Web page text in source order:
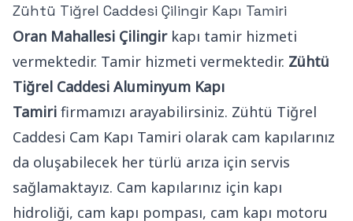
Zühtü Tiğrel Caddesi Çilingir Kapı Tamiri
Oran Mahallesi Çilingirkapı tamir hizmeti
vermektedir. Tamir hizmeti vermektedir. Zühtü
Tiğrel Caddesi Aluminyum Kapı
Tamiri firmamızı arayabilirsiniz. Zühtü Tiğrel
Caddesi Cam Kapı Tamiri olarak cam kapılarınız
da oluşabilecek her türlü arıza için servis
sağlamaktayız. Cam kapılarınız için kapı
hidroliği, cam kapı pompası, cam kapı motoru